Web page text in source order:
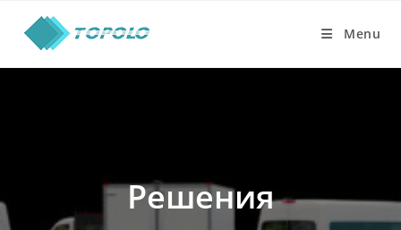
content
Menu
Решения